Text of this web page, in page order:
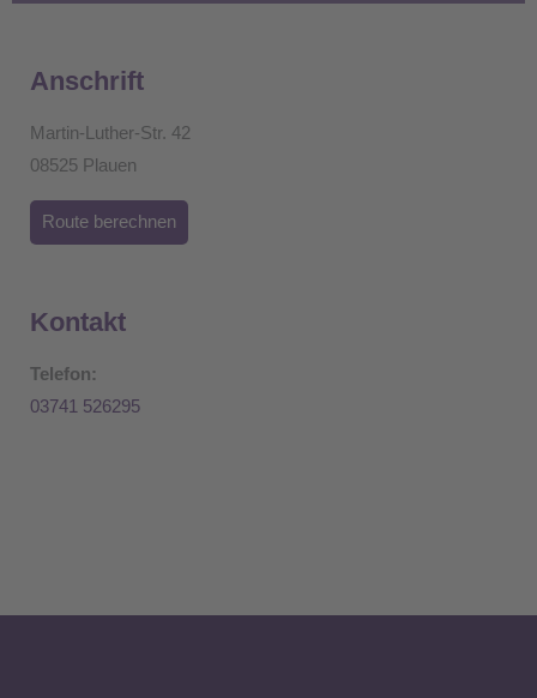
Anschrift
Martin-Luther-Str. 42
08525 Plauen
Route berechnen
Kontakt
Telefon:
03741 526295